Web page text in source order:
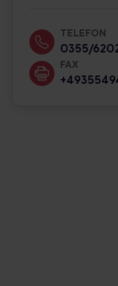
TELEFON
0355/
FAX